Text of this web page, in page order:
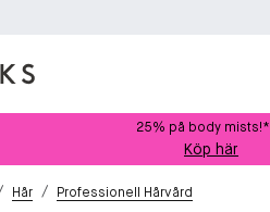
25% på body mists!*
Köp här
Hår / Professionell Hårvård